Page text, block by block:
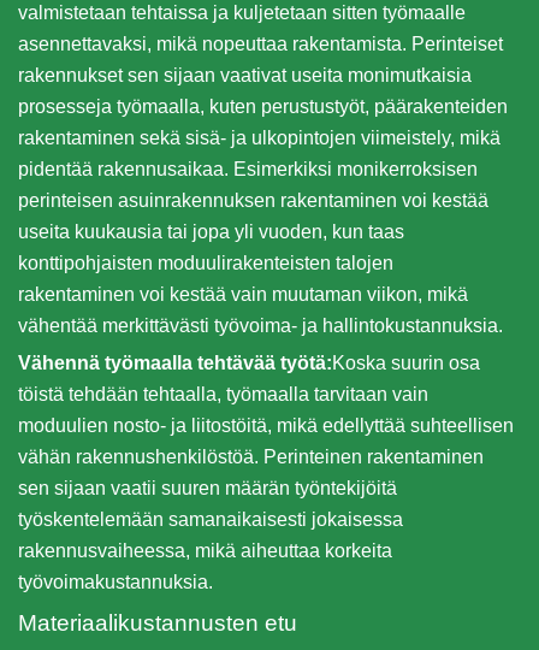
valmistetaan tehtaissa ja kuljetetaan sitten työmaalle
asennettavaksi, mikä nopeuttaa rakentamista. Perinteiset
rakennukset sen sijaan vaativat useita monimutkaisia
prosesseja työmaalla, kuten perustustyöt, päärakenteiden
rakentaminen sekä sisä- ja ulkopintojen viimeistely, mikä
pidentää rakennusaikaa. Esimerkiksi monikerroksisen
perinteisen asuinrakennuksen rakentaminen voi kestää
useita kuukausia tai jopa yli vuoden, kun taas
konttipohjaisten moduulirakenteisten talojen
rakentaminen voi kestää vain muutaman viikon, mikä
vähentää merkittävästi työvoima- ja hallintokustannuksia.
Vähennä työmaalla tehtävää työtä:Koska suurin osa
töistä tehdään tehtaalla, työmaalla tarvitaan vain
moduulien nosto- ja liitostöitä, mikä edellyttää suhteellisen
vähän rakennushenkilöstöä. Perinteinen rakentaminen
sen sijaan vaatii suuren määrän työntekijöitä
työskentelemään samanaikaisesti jokaisessa
rakennusvaiheessa, mikä aiheuttaa korkeita
työvoimakustannuksia.
Materiaalikustannusten etu